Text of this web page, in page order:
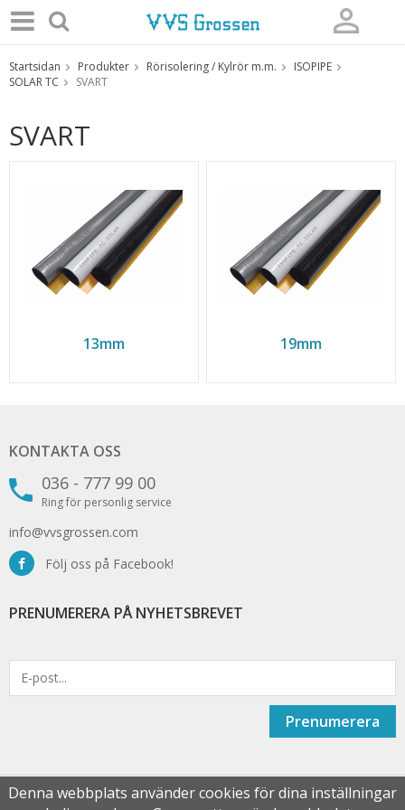
Produkten har blivit tillagd i varukorgen
Startsidan Produkter Rörisolering / Kylrör m.m.
ISOPIPE
SOLAR TC
SVART
SVART
13mm 19mm
KONTAKTA OSS
036 - 777 99 00
Ring för personlig service
info@vvsgrossen.com
Följ oss på Facebook!
PRENUMERERA PÅ NYHETSBREVET
Prenumerera
Denna webbplats använder cookies för dina inställningar